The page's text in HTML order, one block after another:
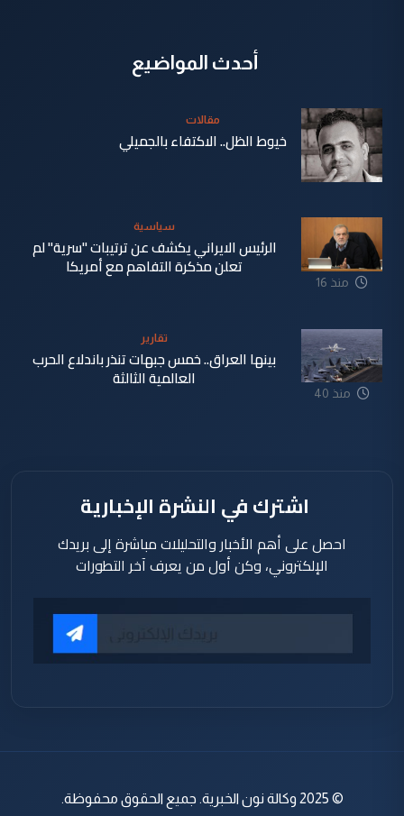
أحدث المواضيع
دقيقة
مقالات
خيوط الظل.. الاكتفاء بالجميلي
منذ 16
سياسية
الرئيس الايراني يكشف عن ترتيبات "سرية" لم
تعلن مذكرة التفاهم مع أمريكا
منذ 40
تقارير
بينها العراق.. خمس جبهات تنذر باندلاع الحرب
العالمية الثالثة
اشترك في النشرة الإخبارية
احصل على أهم الأخبار والتحليلات مباشرة إلى بريدك
الإلكتروني، وكن أول من يعرف آخر التطورات
© 2025 وكالة نون الخبرية. جميع الحقوق محفوظة.